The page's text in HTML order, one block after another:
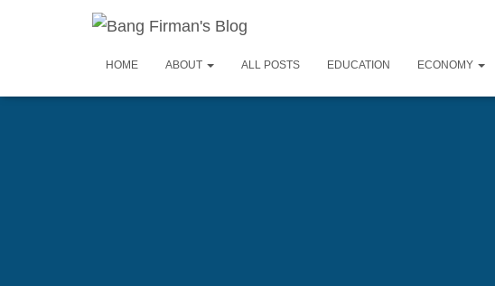
HOME ABOUT ALL POSTS EDUCATION ECONOMY